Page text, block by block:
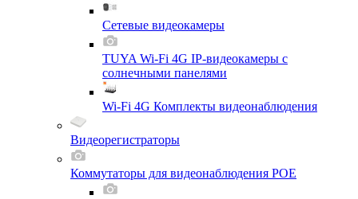
Сетевые видеокамеры
TUYA Wi-Fi 4G IP-видеокамеры с
солнечными панелями
Wi-Fi 4G Комплекты видеонаблюдения
Видеорегистраторы
Коммутаторы для видеонаблюдения POE